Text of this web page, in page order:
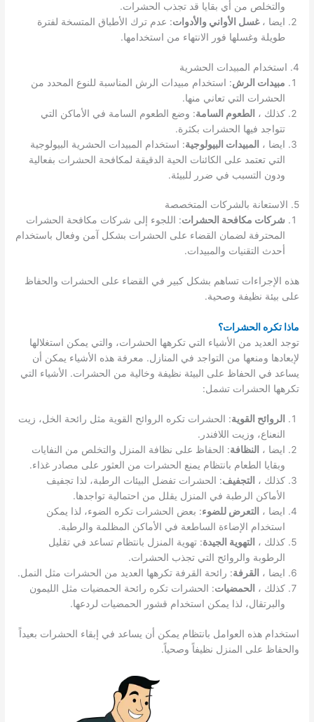
والتخلص من أي بقايا قد تجذب الحشرات.
ايضا ،غسل الأواني والأدوات: عدم ترك الأطباق المتسخة لفترة
طويلة وغسلها فور الانتهاء من استخدامها.
4. استخدام المبيدات الحشرية
مبيدات الرش: استخدام مبيدات الرش المناسبة للنوع المحدد من
الحشرات التي تعاني منها.
كذلك ، الطعوم السامة: وضع الطعوم السامة في الأماكن التي
تتواجد فيها الحشرات بكثرة.
ايضا ، المبيدات البيولوجية: استخدام المبيدات الحشرية البيولوجية
التي تعتمد على الكائنات الحية الدقيقة لمكافحة الحشرات بفعالية
ودون التسبب في ضرر للبيئة.
5. الاستعانة بالشركات المتخصصة
شركات مكافحة الحشرات: اللجوء إلى شركات مكافحة الحشرات
المحترفة لضمان القضاء على الحشرات بشكل آمن وفعال باستخدام
أحدث التقنيات والمبيدات.
هذه الإجراءات تساهم بشكل كبير في القضاء على الحشرات والحفاظ
على بيئة نظيفة وصحية.
ماذا تكره الحشرات؟
توجد العديد من الأشياء التي تكرهها الحشرات، والتي يمكن استغلالها
لإبعادها ومنعها من التواجد في المنازل. معرفة هذه الأشياء يمكن أن
يساعد في الحفاظ على البيئة نظيفة وخالية من الحشرات. الأشياء التي
تكرهها الحشرات تشمل:
الروائح القوية: الحشرات تكره الروائح القوية مثل رائحة الخل، زيت
النعناع، وزيت اللافندر.
ايضا ، النظافة: الحفاظ على نظافة المنزل والتخلص من النفايات
وبقايا الطعام بانتظام يمنع الحشرات من العثور على مصادر غذاء.
كذلك ، التجفيف: الحشرات تفضل البيئات الرطبة، لذا تجفيف
الأماكن الرطبة في المنزل يقلل من احتمالية تواجدها.
ايضا ، التعرض للضوء: بعض الحشرات تكره الضوء، لذا يمكن
استخدام الإضاءة الساطعة في الأماكن المظلمة والرطبة.
كذلك ، التهوية الجيدة: تهوية المنزل بانتظام تساعد في تقليل
الرطوبة والروائح التي تجذب الحشرات.
ايضا ، القرفة: رائحة القرفة تكرهها العديد من الحشرات مثل النمل.
كذلك ، الحمضيات: الحشرات تكره رائحة الحمضيات مثل الليمون
والبرتقال، لذا يمكن استخدام قشور الحمضيات لردعها.
استخدام هذه العوامل بانتظام يمكن أن يساعد في إبقاء الحشرات بعيداً
والحفاظ على المنزل نظيفاً وصحياً.